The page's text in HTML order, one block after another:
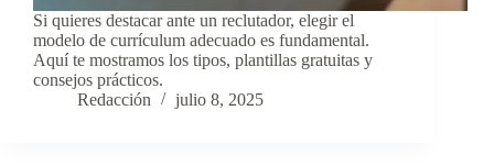
Si quieres destacar ante un reclutador, elegir el
modelo de currículum adecuado es fundamental.
Aquí te mostramos los tipos, plantillas gratuitas y
consejos prácticos.
Redacción
julio 8, 2025